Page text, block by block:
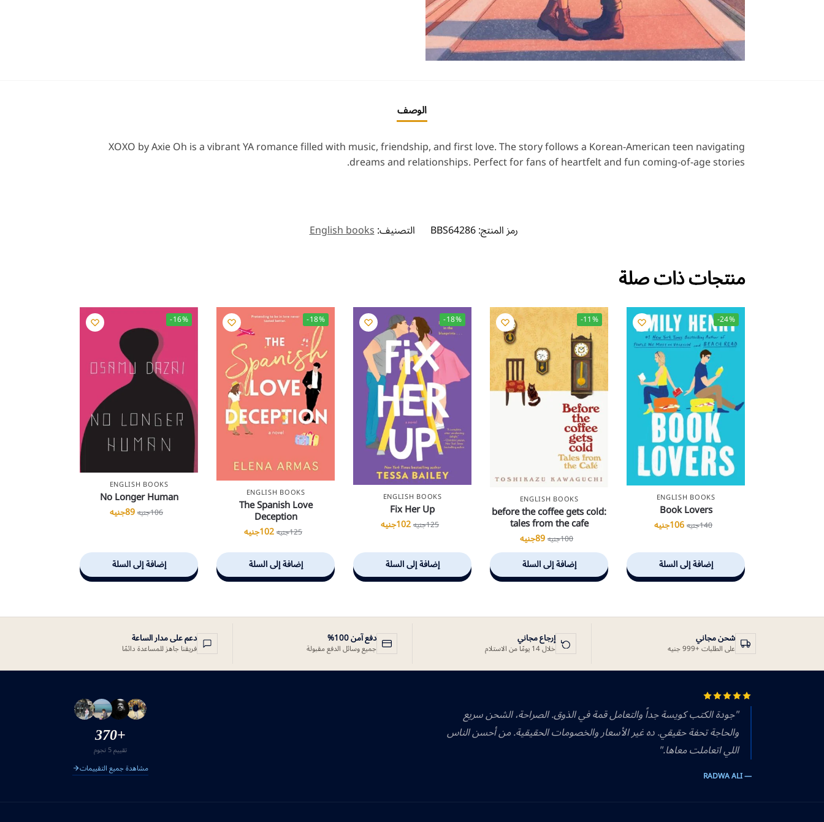
الوصف
XOXO by Axie Oh is a vibrant YA romance filled with music, friendship, and first love. The story follows a Korean-American teen navigating
dreams and relationships. Perfect for fans of heartfelt and fun coming-of-age stories.
رمز المنتج:BBS64286 التصنيف:English books
منتجات ذات صلة
-24%
ENGLISH BOOKS
Book Lovers
140جنيه106جنيه
إضافة إلى السلة
-11%
ENGLISH BOOKS
before the coffee gets cold:
tales from the cafe
100جنيه89جنيه
إضافة إلى السلة
-18%
ENGLISH BOOKS
Fix Her Up
125جنيه102جنيه
إضافة إلى السلة
-18%
ENGLISH BOOKS
The Spanish Love
Deception
125جنيه102جنيه
إضافة إلى السلة
-16%
ENGLISH BOOKS
No Longer Human
106جنيه89جنيه
إضافة إلى السلة
شحن مجاني
على الطلبات +999 جنيه
إرجاع مجاني
خلال 14 يومًا من الاستلام
دفع آمن 100%
جميع وسائل الدفع مقبولة
دعم على مدار الساعة
فريقنا جاهز للمساعدة دائمًا
"جودة الكتب كويسة جداً والتعامل قمة في الذوق. الصراحة، الشحن سريع
والحاجة تحفة حقيقي. ده غير الأسعار والخصومات الحقيقية. من أحسن الناس
اللي اتعاملت معاها."
— RADWA ALI
+370
تقييم 5 نجوم
مشاهدة جميع التقييمات